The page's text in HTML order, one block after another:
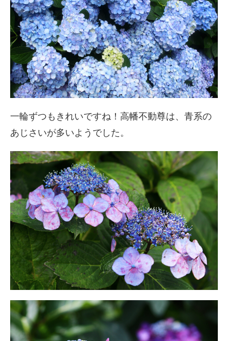
一輪ずつもきれいですね！高幡不動尊は、青系の
あじさいが多いようでした。